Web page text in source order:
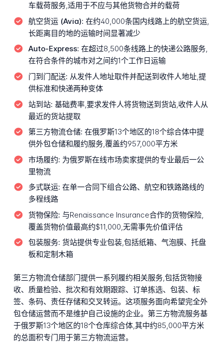
车载荷服务,适用于不应与其他货物合并的载荷
航空货运 (Avia): 在约40,000条国内线路上的航空货运,
长距离目的地的运输时间显著减少
Auto-Express: 在超过8,500条线路上的快递公路服务,
在符合条件的城市对之间约1个工作日运输
门到门配送: 从发件人地址取件并配送到收件人地址,提
供标准和快递两种变体
站到站: 基础费率,要求发件人将货物送到货站,收件人从
最近的货站提取
第三方物流仓储: 在俄罗斯13个地区的18个综合体中提
供外包仓储和履约服务,覆盖约957,000平方米
市场履约: 为俄罗斯在线市场卖家提供的专业最后一公
里物流
多式联运: 在单一合同下组合公路、航空和铁路路线的
多程线路
货物保险: 与Renaissance Insurance合作的货物保险,
覆盖货物价值最高约$11,000,无需事先价值评估
包装服务: 货站提供专业包装,包括纸箱、气泡膜、托盘
板和定制木箱
第三方物流仓储部门提供一系列履约相关服务,包括货物接
收、质量检验、批次和有效期跟踪、订单拣选、包装、标
签、条码、责任存储和交叉转运。这项服务面向希望完全外
包仓储运营而不是维护自己设施的企业。第三方物流服务基
于俄罗斯13个地区的18个仓库综合体,其中约85,000平方米
的总面积专门用于第三方物流运营。